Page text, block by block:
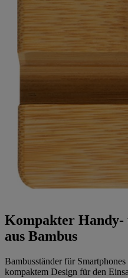
Kompakter Handy-
aus Bambus
Bambusständer für
kompaktem Design für den